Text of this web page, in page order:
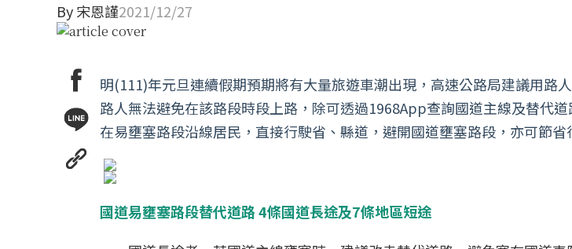
By宋恩謹2021/12/27
明(111)年元旦連續假期預期將有大量旅遊車潮出現，高速公路局建議用路
路人無法避免在該路段時段上路，除可透過1968App查詢國道主線及替代
在易壅塞路段沿線居民，直接行駛省、縣道，避開國道壅塞路段，亦可節省
國道易壅塞路段替代道路 4條國道長途及7條地區短途